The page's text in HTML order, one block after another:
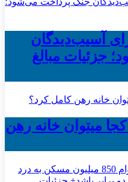
آسیب‌دیدگان
جزئیات مبالغ
کجا میتوان خانه رهن